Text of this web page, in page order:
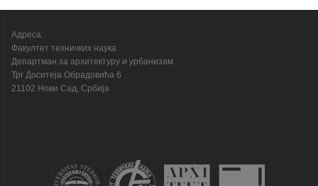
Адреса:
Факултет техничких наука
Департман за архитектуру и урбанизам
Трг Доситеја Обрадовића 6
21102 Нови Сад, Србија